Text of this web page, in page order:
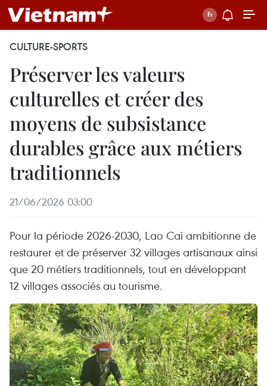
CULTURE-SPORTS
Préserver les valeurs
culturelles et créer des
moyens de subsistance
durables grâce aux métiers
traditionnels
21/06/2026 03:00
Pour la période 2026-2030, Lao Cai ambitionne de
restaurer et de préserver 32 villages artisanaux ainsi
que 20 métiers traditionnels, tout en développant
12 villages associés au tourisme.